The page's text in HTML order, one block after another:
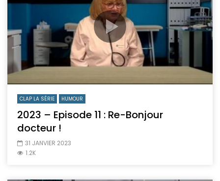
CLAP LA SÉRIE HUMOUR
2023 – Episode 11 : Re-Bonjour
docteur !
31 JANVIER 2023
1.2K